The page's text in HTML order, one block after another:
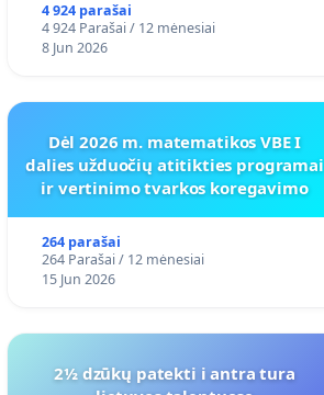
4 924 parašai
4 924 Parašai / 12 mėnesiai
8 Jun 2026
Dėl 2026 m. matematikos VBE I
dalies užduočių atitikties programai
ir vertinimo tvarkos koregavimo
264 parašai
264 Parašai / 12 mėnesiai
15 Jun 2026
2½ dzūkų patekti i antra tura